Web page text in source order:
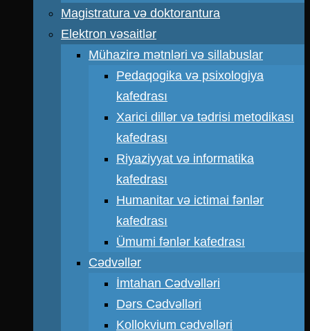
Magistratura və doktorantura
Elektron vəsaitlər
Mühazirə mətnləri və sillabuslar
Pedaqogika və psixologiya
kafedrası
Xarici dillər və tədrisi metodikası
kafedrası
Riyaziyyat və informatika
kafedrası
Humanitar və ictimai fənlər
kafedrası
Ümumi fənlər kafedrası
Cədvəllər
İmtahan Cədvəlləri
Dərs Cədvəlləri
Kollokvium cədvəlləri